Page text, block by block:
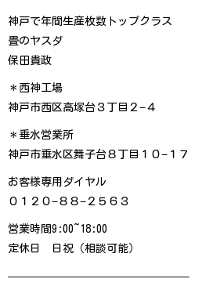
神戸で年間生産枚数トップクラス
畳のヤスダ
保田貴政
＊西神工場
神戸市西区高塚台３丁目２−４
＊垂水営業所
神戸市垂水区舞子台８丁目１０−１７
お客様専用ダイヤル
０１２０−８８−２５６３
営業時間9:00~18:00
定休日 日祝（相談可能）
————————————— — — — –